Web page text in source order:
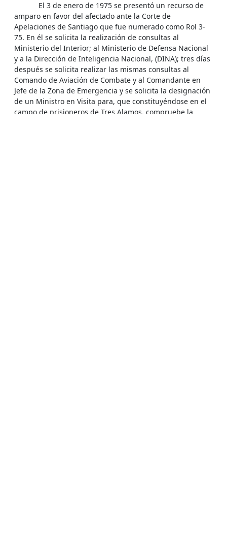
El 3 de enero de 1975 se presentó un recurso de
amparo en favor del afectado ante la Corte de
Apelaciones de Santiago que fue numerado como Rol 3-
75. En él se solicita la realización de consultas al
Ministerio del Interior; al Ministerio de Defensa Nacional
y a la Dirección de Inteligencia Nacional, (DINA); tres días
después se solicita realizar las mismas consultas al
Comando de Aviación de Combate y al Comandante en
Jefe de la Zona de Emergencia y se solicita la designación
de un Ministro en Visita para, que constituyéndose en el
campo de prisioneros de Tres Alamos, compruebe la